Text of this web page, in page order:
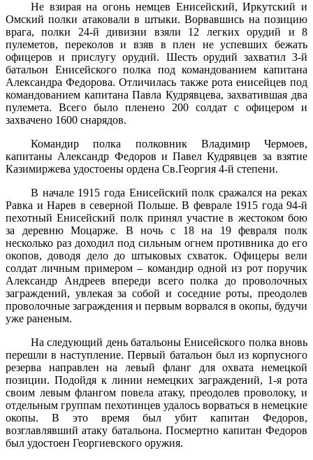
Не взирая на огонь немцев Енисейский, Иркутский и
Омский полки атаковали в штыки. Ворвавшись на позицию
врага, полки 24-й дивизии взяли 12 легких орудий и 8
пулеметов, переколов и взяв в плен не успевших бежать
офицеров и прислугу орудий. Шесть орудий захватил 3-й
батальон Енисейского полка под командованием капитана
Александра Федорова. Отличилась также рота енисейцев под
командованием капитана Павла Кудрявцева, захватившая два
пулемета. Всего было пленено 200 солдат с офицером и
захвачено 1600 снарядов.
Командир полка полковник Владимир Чермоев,
капитаны Александр Федоров и Павел Кудрявцев за взятие
Казимиржева удостоены ордена Св.Георгия 4-й степени.
В начале 1915 года Енисейский полк сражался на реках
Равка и Нарев в северной Польше. В феврале 1915 года 94-й
пехотный Енисейский полк принял участие в жестоком бою
за деревню Моцарже. В ночь с 18 на 19 февраля полк
несколько раз доходил под сильным огнем противника до его
окопов, доводя дело до штыковых схваток. Офицеры вели
солдат личным примером – командир одной из рот поручик
Александр Андреев впереди всего полка до проволочных
заграждений, увлекая за собой и соседние роты, преодолев
проволочные заграждения и первым ворвался в окопы, будучи
уже раненым.
На следующий день батальоны Енисейского полка вновь
перешли в наступление. Первый батальон был из корпусного
резерва направлен на левый фланг для охвата немецкой
позиции. Подойдя к линии немецких заграждений, 1-я рота
своим левым флангом повела атаку, преодолев проволоку, и
отдельным группам пехотинцев удалось ворваться в немецкие
окопы. В это время был убит капитан Федоров,
возглавлявший атаку батальона. Посмертно капитан Федоров
был удостоен Георгиевского оружия.